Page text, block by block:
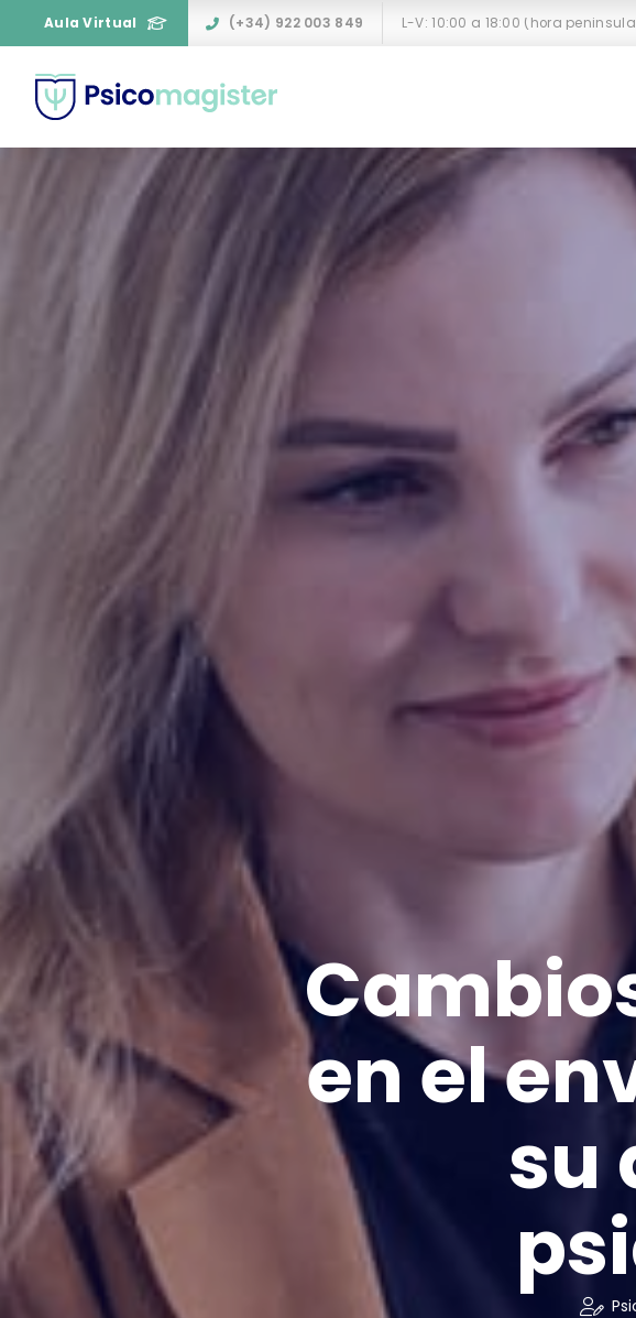
Aula Virtual (+34) 922 003 849
en el
su